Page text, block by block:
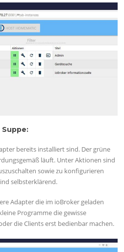
Suppe:
bereits installiert sind. Der grüne
läuft. Unter Aktionen sind
sowie zu konfigurieren
selbsterklärend.
Adapter die im ioBroker geladen
Programme die gewisse
die Clients erst bedienbar machen.